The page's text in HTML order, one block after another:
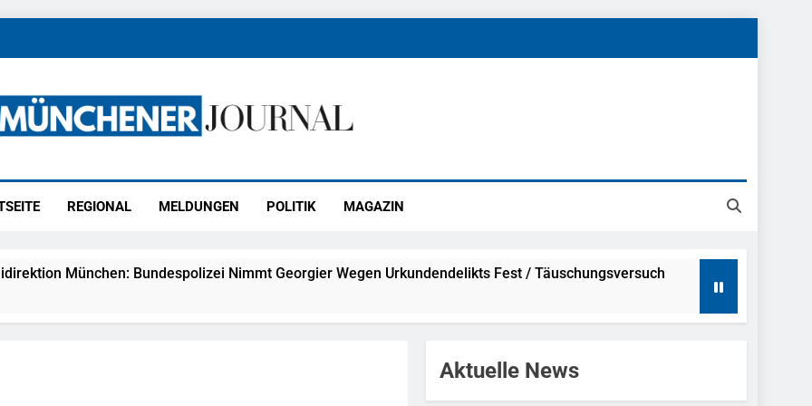
REGIONAL MELDUNGEN POLITIK MAGAZIN
München: Bundespolizei Nimmt Georgier Wegen Urkundendelikts Fest / Täuschungsversuch
München: Notruf Per Knopfdruck / Schnelle Festnahme Nach Sexueller Belästigung
Aktuelle News